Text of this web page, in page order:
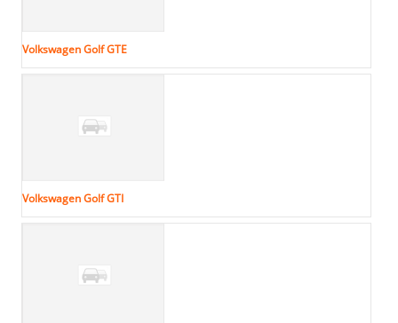
Volkswagen Golf GTE
Volkswagen Golf GTI